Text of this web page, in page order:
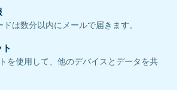
は数分以内にメールで届きます。
を使用して、他のデバイスとデータを共